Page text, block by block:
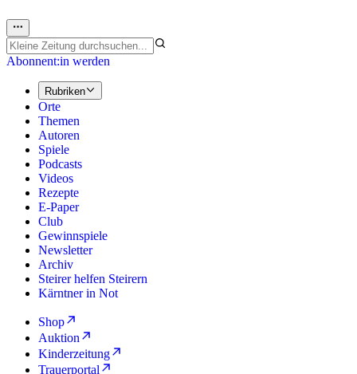
Abonnent:in werden
Rubriken
Orte
Themen
Autoren
Spiele
Podcasts
Videos
Rezepte
E-Paper
Club
Gewinnspiele
Newsletter
Archiv
Steirer helfen Steirern
Kärntner in Not
Shop
Auktion
Kinderzeitung
Trauerportal